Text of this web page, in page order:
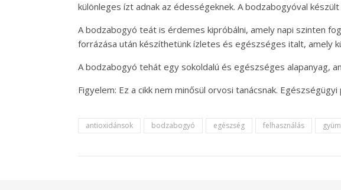
különleges ízt adnak az édességeknek. A bodzabogyóval
A bodzabogyó teát is érdemes kipróbálni, amely napi szinten
forrázása után készíthetünk ízletes és egészséges italt, amely
A bodzabogyó tehát egy sokoldalú és egészséges alapanyag,
Figyelem: Ez a cikk nem minősül orvosi tanácsnak.
antioxidánsok bodzabogyó egészség felhasználás